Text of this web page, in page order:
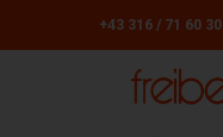
+43 316 / 71 60 30